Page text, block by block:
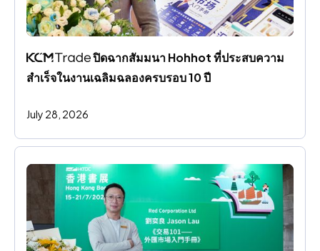
ปิดฉากสัมมนา Hohhot ที่ประสบความ
สําเร็จในงานเฉลิมฉลองครบรอบ 10 ปี
July 28, 2026